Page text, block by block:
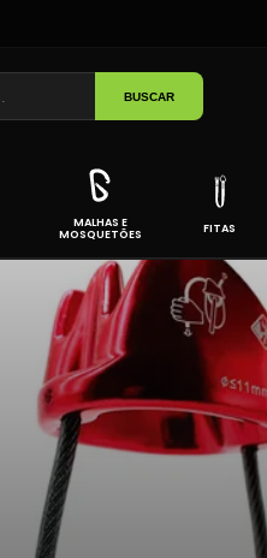
BUSCAR
MALHAS E
MOSQUETÕES
FITAS